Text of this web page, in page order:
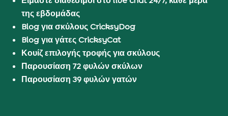
της εβδομάδας
Blog για σκύλους CricksyDog
Blog για γάτες CricksyCat
Κουίζ επιλογής τροφής για σκύλους
Παρουσίαση 72 φυλών σκύλων
Παρουσίαση 39 φυλών γατών